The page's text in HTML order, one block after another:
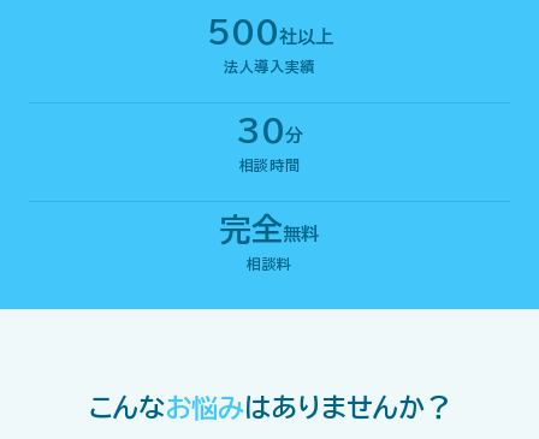
500社以上
法人導入実績
30分
相談時間
完全無料
相談料
こんなお悩みはありませんか？